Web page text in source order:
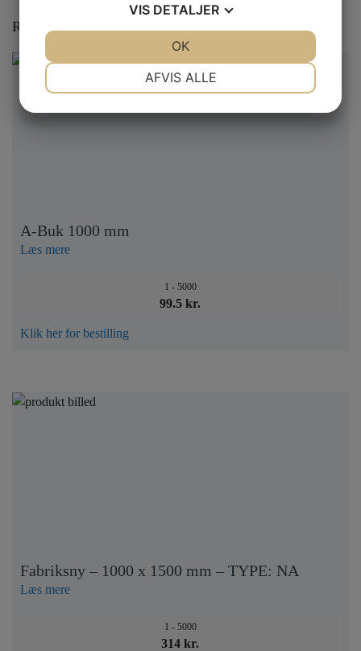
Relaterede varer
A-Buk 1000 mm
Læs mere
1 - 5000
99.5 kr.
Klik her for bestilling
Fabriksny – 1000 x 1500 mm – TYPE: NA
Læs mere
1 - 5000
314 kr.
VIS DETALJER
AFVIS ALLE
OK